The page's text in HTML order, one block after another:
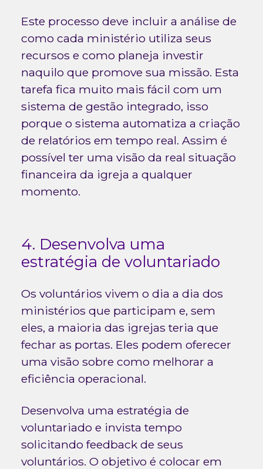
Este processo deve incluir a análise de
como cada ministério utiliza seus
recursos e como planeja investir
naquilo que promove sua missão. Esta
tarefa fica muito mais fácil com um
sistema de gestão integrado, isso
porque o sistema automatiza a criação
de relatórios em tempo real. Assim é
possível ter uma visão da real situação
financeira da igreja a qualquer
momento.
4. Desenvolva uma
estratégia de voluntariado
Os voluntários vivem o dia a dia dos
ministérios que participam e, sem
eles, a maioria das igrejas teria que
fechar as portas. Eles podem oferecer
uma visão sobre como melhorar a
eficiência operacional.
Desenvolva uma estratégia de
voluntariado e invista tempo
solicitando feedback de seus
voluntários. O objetivo é colocar em